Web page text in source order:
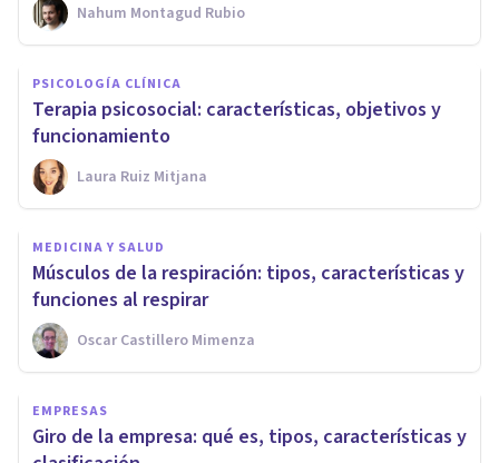
Nahum Montagud Rubio
PSICOLOGÍA CLÍNICA
Terapia psicosocial: características, objetivos y
funcionamiento
Laura Ruiz Mitjana
MEDICINA Y SALUD
Músculos de la respiración: tipos, características y
funciones al respirar
Oscar Castillero Mimenza
EMPRESAS
Giro de la empresa: qué es, tipos, características y